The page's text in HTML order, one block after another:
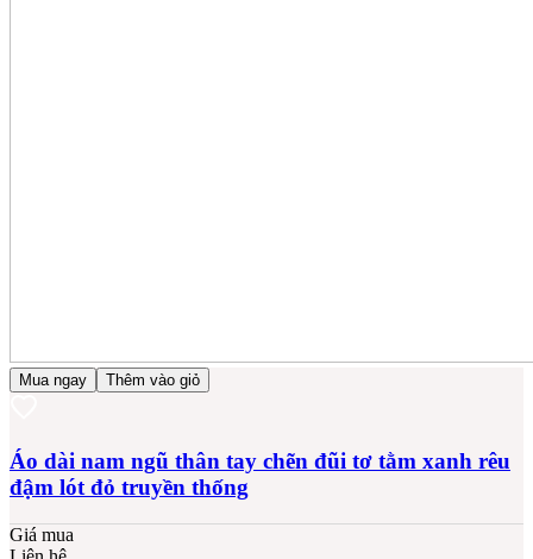
Mua ngay Thêm vào giỏ
Áo dài nam ngũ thân tay chẽn đũi tơ tằm xanh rêu
đậm lót đỏ truyền thống
Giá mua